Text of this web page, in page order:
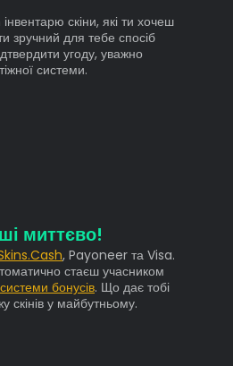
скіни, які ти хочеш
зручний для тебе спосіб
угоду, уважно
системи.
миттєво!
, Payoneer та Visa.
стаєш учасником
бонусів. Що дає тобі
скінів у майбутньому.